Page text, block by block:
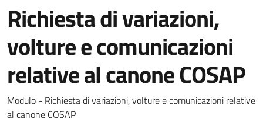
Richiesta di variazioni,
volture e comunicazioni
relative al canone COSAP
Dettagli del documento
Modulo - Richiesta di variazioni, volture e comunicazioni relative
al canone COSAP